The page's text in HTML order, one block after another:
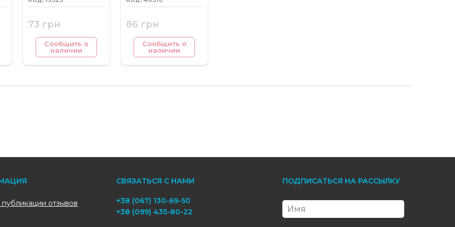
73 грн
Сообщить о
наличии
86 грн
Сообщить о
наличии
ПОДПИСАТЬСЯ НА РАССЫЛКУ
публикации отзывов
СВЯЗАТЬСЯ С НАМИ
+38 (067) 130-69-50
+38 (099) 435-80-22